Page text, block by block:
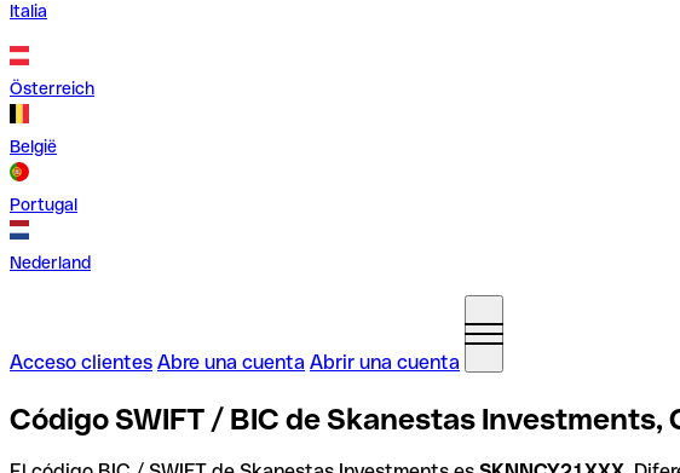
Italia
Österreich
België
Portugal
Nederland
Acceso clientes Abre una cuenta Abrir una cuenta
Código SWIFT / BIC de Skanestas Investments,